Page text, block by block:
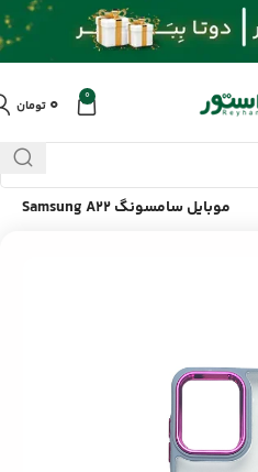
0 ۰ تومان
موبایل/قاب مات اسکین گوشی
موبایل سامسونگ Samsung A22